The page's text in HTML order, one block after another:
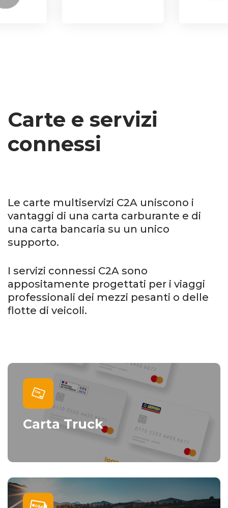
Carte e servizi
connessi
Le carte multiservizi C2A uniscono i
vantaggi di una carta carburante e di
una carta bancaria su un unico
supporto.
I servizi connessi C2A sono
appositamente progettati per i viaggi
professionali dei mezzi pesanti o delle
flotte di veicoli.
Carta Truck